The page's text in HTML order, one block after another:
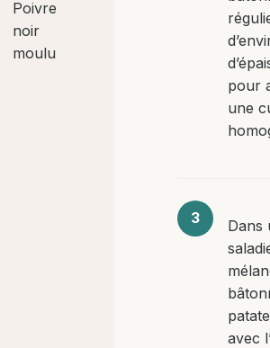
Poivre
noir
moulu
pour
une
Dans
avec